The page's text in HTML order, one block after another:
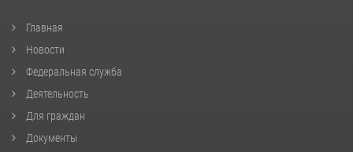
Главная
Новости
Федеральная служба
Деятельность
Для граждан
Документы